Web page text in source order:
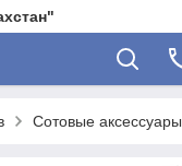
Сотовые аксессуары